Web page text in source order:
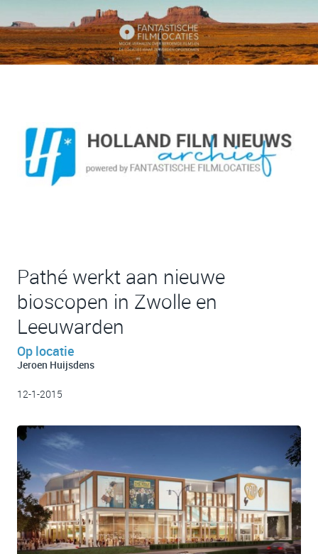
Pathé werkt aan nieuwe
bioscopen in Zwolle en
Leeuwarden
Op locatie
Jeroen Huijsdens
12-1-2015